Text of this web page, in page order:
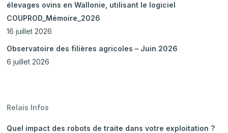
élevages ovins en Wallonie, utilisant le logiciel
COUPROD_Mémoire_2026
16 juillet 2026
Observatoire des filières agricoles – Juin 2026
6 juillet 2026
Relais Infos
Quel impact des robots de traite dans votre exploitation ?